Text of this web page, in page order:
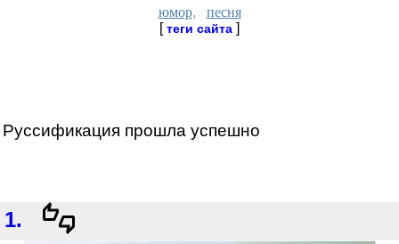
юмор, песня
[теги сайта ]
Руссификация прошла успешно
1.